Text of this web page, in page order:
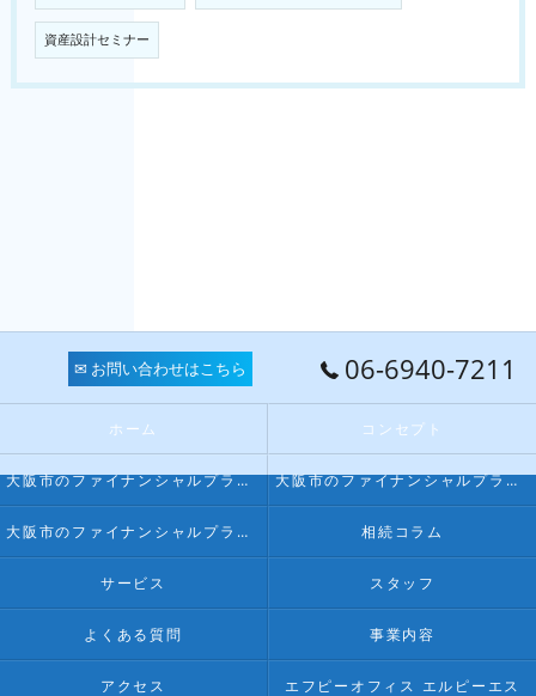
資産設計セミナー
✉ お問い合わせはこちら 06-6940-7211
ホーム コンセプト
大阪市のファイナンシャルプランナー･FPオフィス LPSの口コミ情報 大阪市のファイナンシャルプランナー･FPオフィス LPSの評判
大阪市のファイナンシャルプランナー･FPオフィス LPSのお客様の声 相続コラム
サービス スタッフ
よくある質問 事業内容
アクセス エフピーオフィス エルピーエス